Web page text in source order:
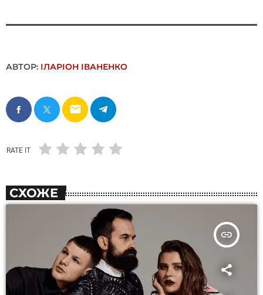
АВТОР: ІЛАРІОН ІВАНЕНКО
email
RATE IT
СХОЖЕ
insert_link